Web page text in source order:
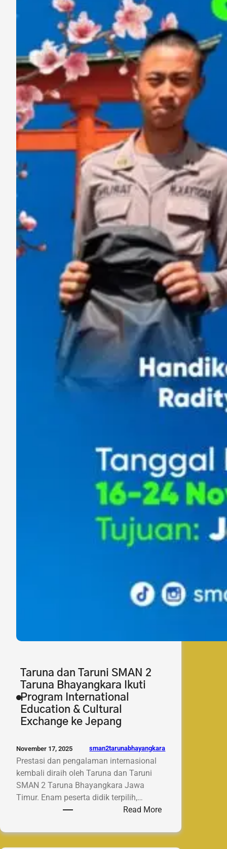
Taruna dan Taruni SMAN 2
Taruna Bhayangkara Ikuti
Program International
Education & Cultural
Exchange ke Jepang
November 17, 2025 sman2tarunabhayangkara
Prestasi dan pengalaman internasional
kembali diraih oleh Taruna dan Taruni
SMAN 2 Taruna Bhayangkara Jawa
Timur. Enam peserta didik terpilih,…
Read More:
dan
Taruni